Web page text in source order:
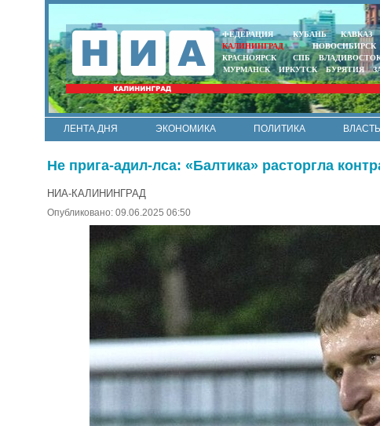
ФЕДЕРАЦИЯ КУБАНЬ КАВКАЗ
КАЛИНИНГРАД
НОВОСИБИРСК
КРАСНОЯРСК
СПБ
МУРМАНСК
ИРКУТСК БУРЯТИЯ
ЛЕНТА ДНЯ ЭКОНОМИКА ПОЛИТИКА ВЛАСТЬ
Не прига-адил-лса: «Балтика» расторгла
НИА-КАЛИНИНГРАД
Опубликовано: 09.06.2025 06:50